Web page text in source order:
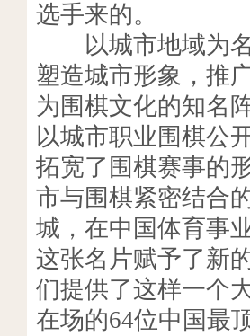
选手来的。
以城市地域为名
塑造城市形象，推
为围棋文化的知名
以城市职业围棋公
拓宽了围棋赛事的
市与围棋紧密结合
城，在中国体育事
这张名片赋予了新
们提供了这样一个
在场的64位中国最